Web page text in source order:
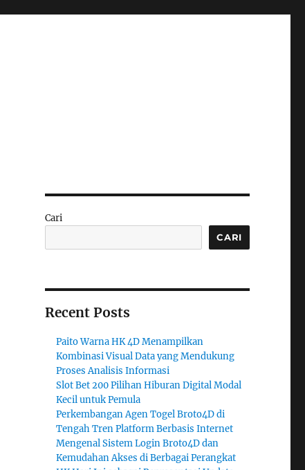
Cari
CARI
Recent Posts
Paito Warna HK 4D Menampilkan
Kombinasi Visual Data yang Mendukung
Proses Analisis Informasi
Slot Bet 200 Pilihan Hiburan Digital Modal
Kecil untuk Pemula
Perkembangan Agen Togel Broto4D di
Tengah Tren Platform Berbasis Internet
Mengenal Sistem Login Broto4D dan
Kemudahan Akses di Berbagai Perangkat